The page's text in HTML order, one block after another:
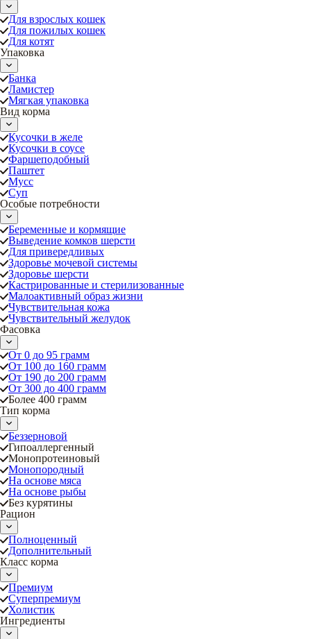
Для взрослых кошек
Для пожилых кошек
Для котят
Упаковка
Банка
Ламистер
Мягкая упаковка
Вид корма
Кусочки в желе
Кусочки в соусе
Фаршеподобный
Паштет
Мусс
Суп
Особые потребности
Беременные и кормящие
Выведение комков шерсти
Для привередливых
Здоровье мочевой системы
Здоровье шерсти
Кастрированные и стерилизованные
Малоактивный образ жизни
Чувствительная кожа
Чувствительный желудок
Фасовка
От 0 до 95 грамм
От 100 до 160 грамм
От 190 до 200 грамм
От 300 до 400 грамм
Более 400 грамм
Тип корма
Беззерновой
Гипоаллергенный
Монопротеиновый
Монопородный
На основе мяса
На основе рыбы
Без курятины
Рацион
Полноценный
Дополнительный
Класс корма
Премиум
Суперпремиум
Холистик
Ингредиенты